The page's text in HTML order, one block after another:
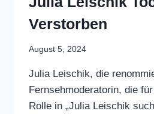
BLOG|TODESURSACHE
Julia Leischik
Verstorben